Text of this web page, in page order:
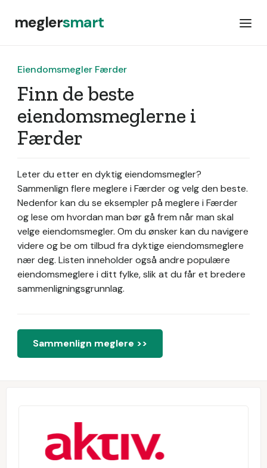
meglersmart
Eiendomsmegler Færder
Finn de beste
eiendomsmeglerne i
Færder
Leter du etter en dyktig eiendomsmegler?
Sammenlign flere meglere i Færder og velg den beste.
Nedenfor kan du se eksempler på meglere i Færder
og lese om hvordan man bør gå frem når man skal
velge eiendomsmegler. Om du ønsker kan du navigere
videre og be om tilbud fra dyktige eiendomsmeglere
nær deg. Listen inneholder også andre populære
eiendomsmeglere i ditt fylke, slik at du får et bredere
sammenligningsgrunnlag.
Sammenlign meglere >>